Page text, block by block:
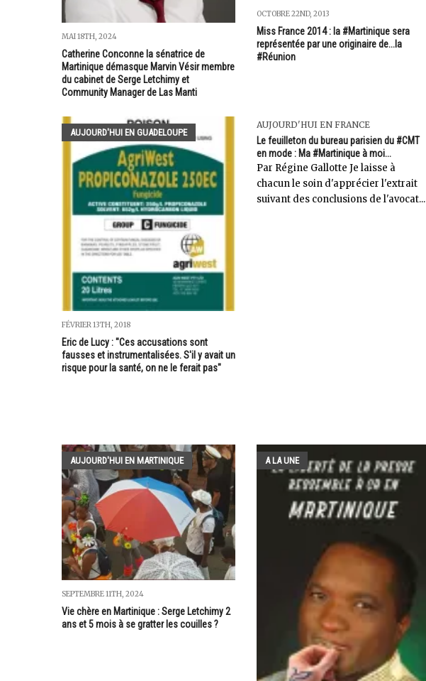
MAI 18TH, 2024
Catherine Conconne la sénatrice de
Martinique démasque Marvin Vésir membre
du cabinet de Serge Letchimy et
Community Manager de Las Manti
OCTOBRE 22ND, 2013
Miss France 2014 : la #Martinique sera
représentée par une originaire de...la
#Réunion
AUJOURD'HUI EN GUADELOUPE
FÉVRIER 13TH, 2018
Eric de Lucy : "Ces accusations sont
fausses et instrumentalisées. S'il y avait un
risque pour la santé, on ne le ferait pas"
AUJOURD'HUI EN FRANCE
Le feuilleton du bureau parisien du #CMT
en mode : Ma #Martinique à moi...
Par Régine Gallotte Je laisse à
chacun le soin d'apprécier l'extrait
suivant des conclusions de l'avocat...
AUJOURD'HUI EN MARTINIQUE
SEPTEMBRE 11TH, 2024
Vie chère en Martinique : Serge Letchimy 2
ans et 5 mois à se gratter les couilles ?
A LA UNE